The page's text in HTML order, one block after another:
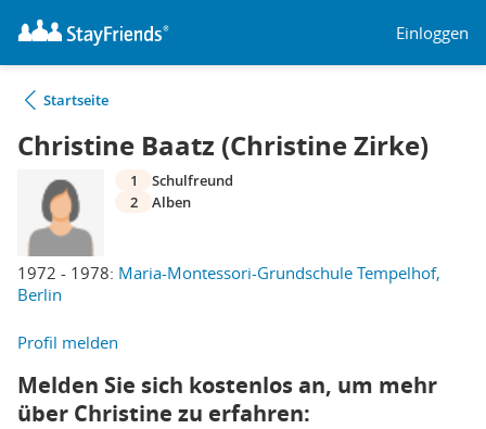
Einloggen
Startseite
Christine Baatz (Christine Zirke)
1972 - 1978: Maria-Montessori-Grundschule Tempelhof,
Berlin
1
Schulfreund
2
Alben
Profil melden
Melden Sie sich kostenlos an, um mehr
über Christine zu erfahren: